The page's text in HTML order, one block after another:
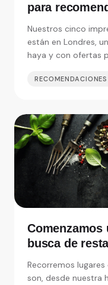
para
restaurantes
Nuestros cinco
están en Londres,
Comenzamos
busca de
Recorremos
son, desde nuestra